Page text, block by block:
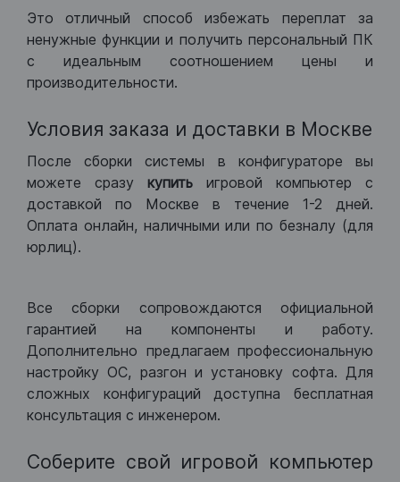
Это отличный способ избежать переплат за
ненужные функции и получить персональный ПК
с идеальным соотношением цены и
производительности.
Условия заказа и доставки в Москве
После сборки системы в конфигураторе вы
можете сразу купить игровой компьютер с
доставкой по Москве в течение 1-2 дней.
Оплата онлайн, наличными или по безналу (для
юрлиц).
Все сборки сопровождаются официальной
гарантией на компоненты и работу.
Дополнительно предлагаем профессиональную
настройку ОС, разгон и установку софта. Для
сложных конфигураций доступна бесплатная
консультация с инженером.
Соберите свой игровой компьютер